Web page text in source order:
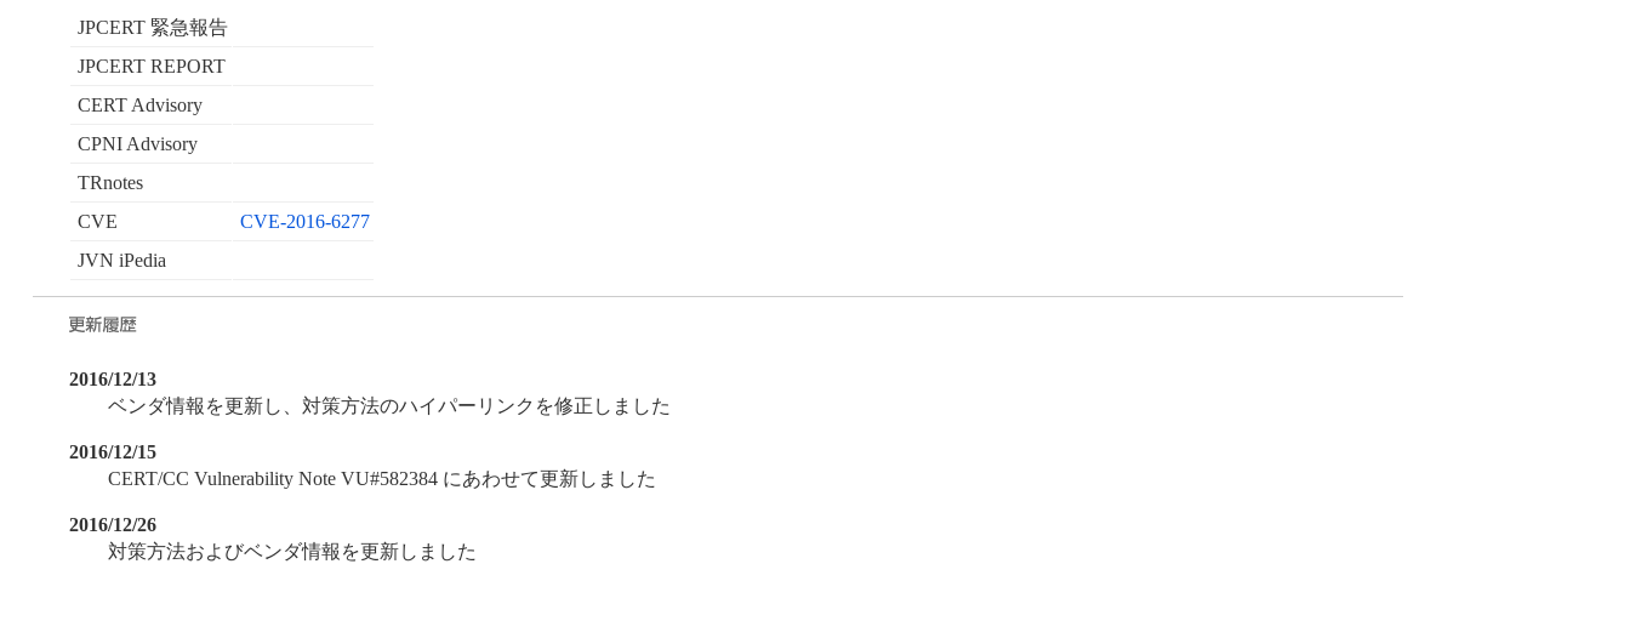
JPCERT 緊急報告
JPCERT REPORT
CERT Advisory
CPNI Advisory
TRnotes
CVE
CVE-2016-6277
JVN iPedia
2016/12/13
ベンダ情報を更新し、対策方法のハイパーリンクを修正しました
2016/12/15
CERT/CC Vulnerability Note VU#582384 にあわせて更新しました
2016/12/26
対策方法およびベンダ情報を更新しました